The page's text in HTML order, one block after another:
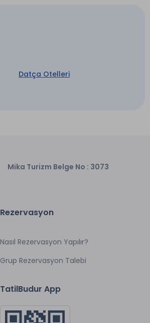
Datça Otelleri
Mika Turizm Belge No : 3073
Rezervasyon
Nasıl Rezervasyon Yapılır?
Grup Rezervasyon Talebi
TatilBudur App